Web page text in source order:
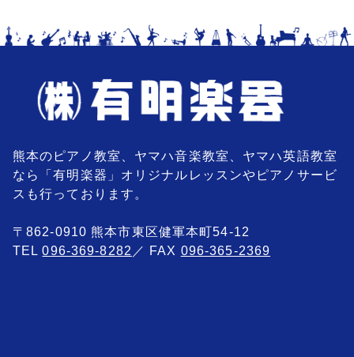
熊本のピアノ教室、ヤマハ音楽教室、ヤマハ英語教室
なら「有明楽器」オリジナルレッスンやピアノサービ
スも行っております。
〒862-0910 熊本市東区健軍本町54-12
TEL096-369-8282 ／ FAX 096-365-2369